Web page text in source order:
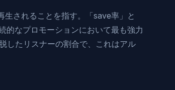
されることを指す。「save率」と
的なプロモーションにおいて最も強力
したリスナーの割合で、これはアル